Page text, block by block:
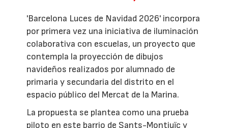
'Barcelona Luces de Navidad 2026' incorpora
por primera vez una iniciativa de iluminación
colaborativa con escuelas, un proyecto que
contempla la proyección de dibujos
navideños realizados por alumnado de
primaria y secundaria del distrito en el
espacio público del Mercat de la Marina.
La propuesta se plantea como una prueba
piloto en este barrio de Sants-Montjuïc y